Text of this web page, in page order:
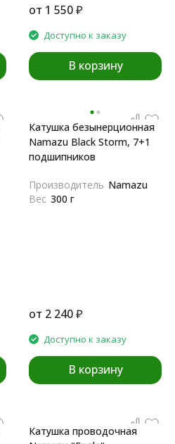
от 1 550₽
Доступно к заказу
В корзину
Катушка безынерционная
Namazu Black Storm, 7+1
подшипников
Производитель Namazu
Вес 300 г
от 2 240₽
Доступно к заказу
В корзину
Катушка проводочная